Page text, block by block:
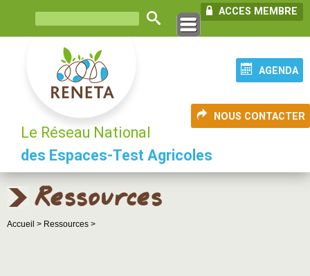
ACCES MEMBRE
AGENDA
NOUS CONTACTER
Le Réseau National
des Espaces-Test Agricoles
Ressources
Accueil > Ressources >